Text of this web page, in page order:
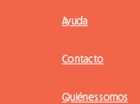
Ayuda
Contacto
Quiénes somos